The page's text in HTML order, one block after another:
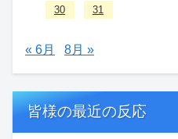
30 31
« 6月 8月 »
皆様の最近の反応